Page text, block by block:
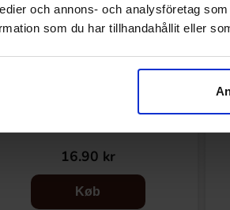
och annons- och analysföretag
som du har tillhandahållit eller
Mer Smak Äpple Kiwi 50cl
16.90 kr
Køb